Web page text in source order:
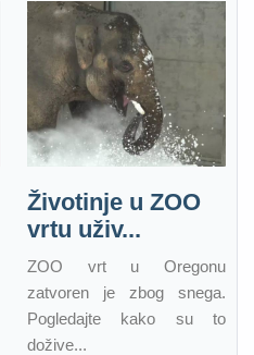
Životinje u ZOO
vrtu uživ...
ZOO vrt u Oregonu
zatvoren je zbog snega.
Pogledajte kako su to
dožive...